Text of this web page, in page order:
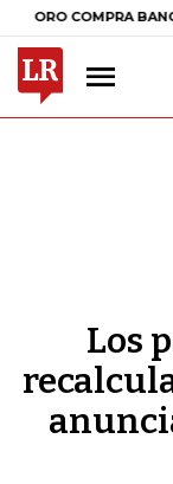
BANCO DE LA
Los